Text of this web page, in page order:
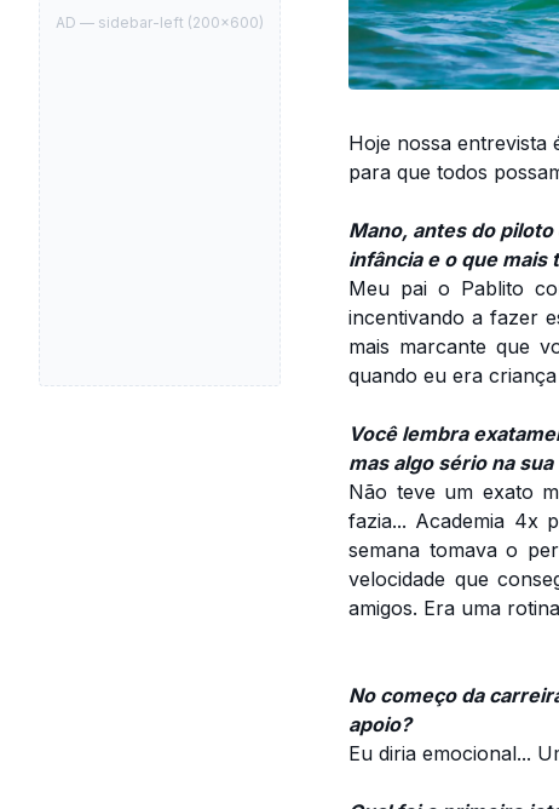
AD — sidebar-left (200×600)
Hoje nossa entrevista
para que todos
Mano, antes do
infância e o que mais
Meu pai o Pablito
incentivando a fazer
mais marcante que
quando eu era
Você lembra
mas algo sério na sua
Não teve um exato
fazia... Academia 4x
semana tomava o
velocidade que
amigos. Era uma
No começo da
apoio?
Eu diria emocional...